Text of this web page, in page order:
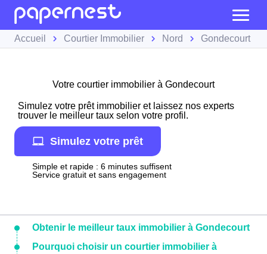
Accueil Courtier Immobilier Nord Gondecourt
Votre courtier immobilier à Gondecourt
Simulez votre prêt immobilier et laissez nos experts
trouver le meilleur taux selon votre profil.
Simulez votre prêt
Simple et rapide : 6 minutes suffisent
Service gratuit et sans engagement
Obtenir le meilleur taux immobilier à Gondecourt
Pourquoi choisir un courtier immobilier à